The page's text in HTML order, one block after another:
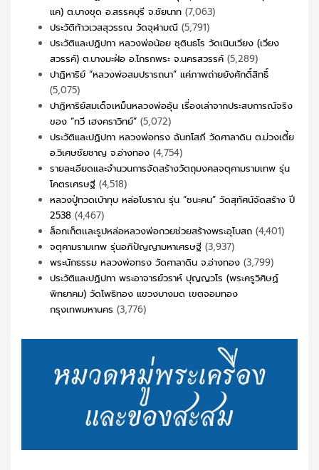
แค) ต.บางขุด อ.สรรคบุรี จ.ชัยนาท (7,063)
ประวัติท้าวเวสสุวรรณ วัดจุฬามณี (5,791)
ประวัติและปฏิปทา หลวงพ่อน้อย ชุตินธโร วัดเนินเวียง (เวียง
สวรรค์) ต.บางมะฝ่อ อ.โกรกพระ จ.นครสวรรค์ (5,289)
ปาฏิหาริย์ “หลวงพ่อสมปรารถนา” แค่ภาพถ่ายยังศักดิ์สิทธิ์
(5,075)
ปาฏิหาริย์สมเด็จเหม็นหลวงพ่ออุ้น เรื่องเล่าจากประสบการณ์จริง
ของ “ทวี เฮงคราวิทย์” (5,072)
ประวัติและปฏิปทา หลวงพ่อทรง ฉันทโสภี วัดศาลาดิน ต.ม่วงเตี้ย
อ.วิเศษชัยชาญ จ.อ่างทอง (4,754)
รายละเอียดและจำนวนการจัดสร้างวัตถุมงคลจตุคามรามเทพ รุ่น
โคตรเศรษฐี (4,518)
หลวงปู่ทวดเบ้าทุบ หล่อโบราณ รุ่น “ชนะคน” วัดสุทัศน์จัดสร้าง ปี
2538 (4,467)
ล็อกเก็ตเเละรูปหล่อหลวงพ่อกวยช่วยสร้างพระอุโบสถ (4,401)
จตุคามรามเทพ รุ่นอภิปัญญามหาเศรษฐี (3,937)
พระนักธรรม หลวงพ่อทรง วัดศาลาดิน จ.อ่างทอง (3,799)
ประวัติและปฏิปทา พระอาจารย์วราห์ ปุญญวโร (พระครูวิศิษฏ์
พิทยาคม) วัดโพธิทอง แขวงบางมด เขตจอมทอง
กรุงเทพมหานคร (3,776)